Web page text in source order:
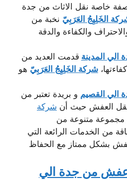
خاصة نقل الاثاث من جدة
الخَلِيِجُ العَرَبِيّ نخبة من
والكفاءة والدقة
المدينة قدمت العديد من
شركة الخَلِيِجُ العَرَبِيّ هو
القصيم و بريدة تعتبر من
نقل العفش حيث أن شركة
مجموعة متنوعة من
من الخدمات الرائعة التي
بشكل ممتاز مع الحفاظ
من جدة الي